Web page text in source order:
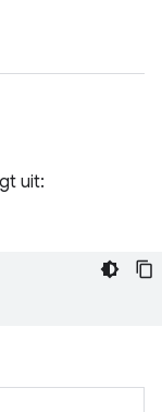
uit: